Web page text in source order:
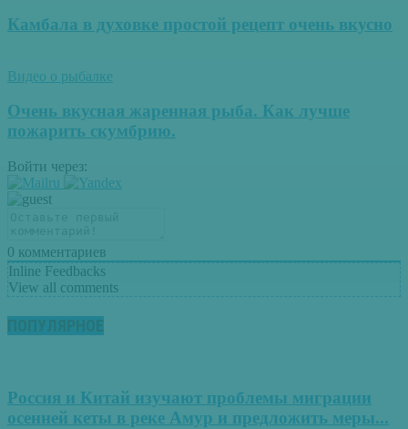
Камбала в духовке простой рецепт очень вкусно
Видео о рыбалке
Очень вкусная жаренная рыба. Как лучше
пожарить скумбрию.
Войти через:
0 комментариев
Inline Feedbacks
View all comments
ПОПУЛЯРНОЕ
Россия и Китай изучают проблемы миграции
осенней кеты в реке Амур и предложить меры...